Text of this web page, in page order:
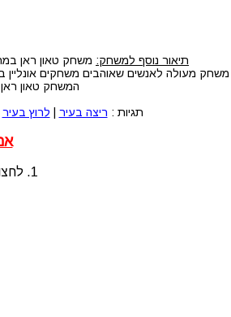
תיאור נוסף למשחק: משחק טאון ראן
משחק מעולה לאנשים שאוהבים משחקים
המשחק טאון
תגיות : ריצה בעיר לרוץ בעיר
1. לחצו על הלחצנים CTRL+F5 ביחד לעשות טעינה מחדש של העמוד